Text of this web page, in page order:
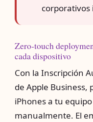
corporativos
Zero-touch
cada dispositivo
Con la Inscripción
de Apple Business,
iPhones a tu
manualmente. El